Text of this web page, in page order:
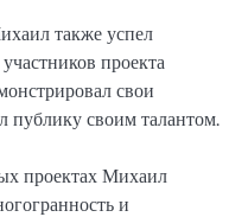
также успел
проекта
свои
публику своим талантом.
проектах Михаил
и